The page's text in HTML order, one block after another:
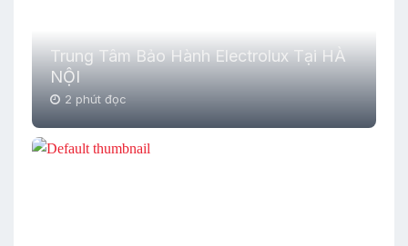
Trung Tâm Bảo Hành Electrolux Tại HÀ
NỘI
2 phút đọc